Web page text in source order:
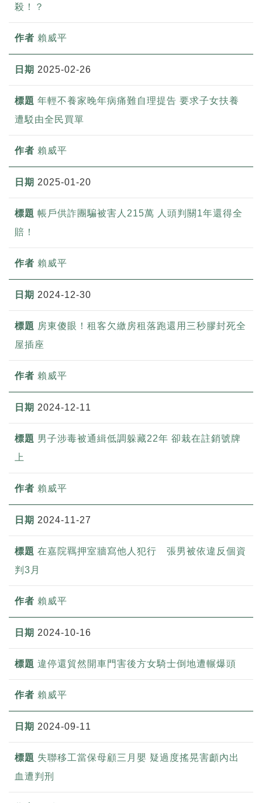
殺！？
賴威平
2025-02-26
年輕不養家晚年病痛難自理提告 要求子女扶養
遭駁由全民買單
賴威平
2025-01-20
帳戶供詐團騙被害人215萬 人頭判關1年還得全
賠！
賴威平
2024-12-30
房東傻眼！租客欠繳房租落跑還用三秒膠封死全
屋插座
賴威平
2024-12-11
男子涉毒被通緝低調躲藏22年 卻栽在註銷號牌
上
賴威平
2024-11-27
在嘉院羈押室牆寫他人犯行 張男被依違反個資
判3月
賴威平
2024-10-16
違停還貿然開車門害後方女騎士倒地遭輾爆頭
賴威平
2024-09-11
失聯移工當保母顧三月嬰 疑過度搖晃害顱內出
血遭判刑